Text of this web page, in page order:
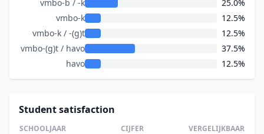
vmbo-b / -k
25.0%
vmbo-k
12.5%
vmbo-k / -(g)t
12.5%
vmbo-(g)t / havo
37.5%
havo
12.5%
Student satisfaction
SCHOOLJAAR CIJFER VERGELIJKBAAR